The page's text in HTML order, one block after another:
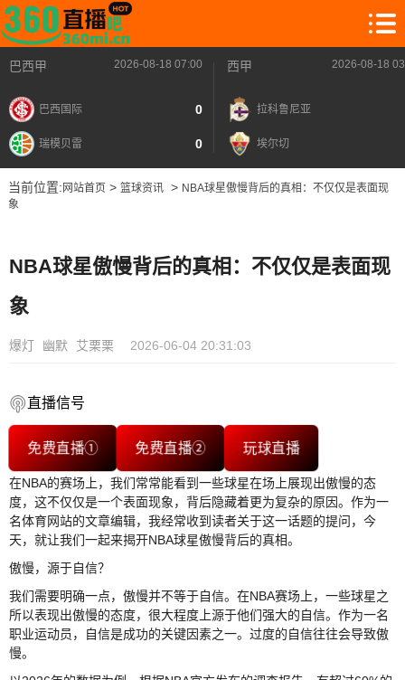
巴西甲 2026-08-18 07:00
巴西国际 0
瑞模贝雷 0
西甲 2026-08-18
拉科鲁尼亚
埃尔切
当前位置: 网站首页> 篮球资讯> NBA球星傲慢背后的真相：不仅仅是表面现
象
NBA球星傲慢背后的真相：不仅仅是表面现
象
爆灯 幽默 艾栗栗 2026-06-04 20:31:03
直播信号
免费直播① 免费直播② 玩球直播
在NBA的赛场上，我们常常能看到一些球星在场上展现出傲慢的态
度，这不仅仅是一个表面现象，背后隐藏着更为复杂的原因。作为一
名体育网站的文章编辑，我经常收到读者关于这一话题的提问，今
天，就让我们一起来揭开NBA球星傲慢背后的真相。
傲慢，源于自信？
我们需要明确一点，傲慢并不等于自信。在NBA赛场上，一些球星之
所以表现出傲慢的态度，很大程度上源于他们强大的自信。作为一名
职业运动员，自信是成功的关键因素之一。过度的自信往往会导致傲
慢。